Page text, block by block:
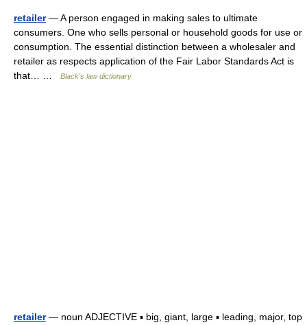
retailer— A person engaged in making sales to ultimate
consumers. One who sells personal or household goods for use or
consumption. The essential distinction between a wholesaler and
retailer as respects application of the Fair Labor Standards Act is
that… …
Black's law dictionary
retailer— noun ADJECTIVE ▪ big, giant, large ▪ leading, major, top